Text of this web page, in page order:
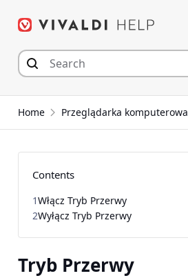
Home Przeglądarka komputerowa
Tryb Przerwy
Contents
1Włącz Tryb Przerwy
2Wyłącz Tryb Przerwy